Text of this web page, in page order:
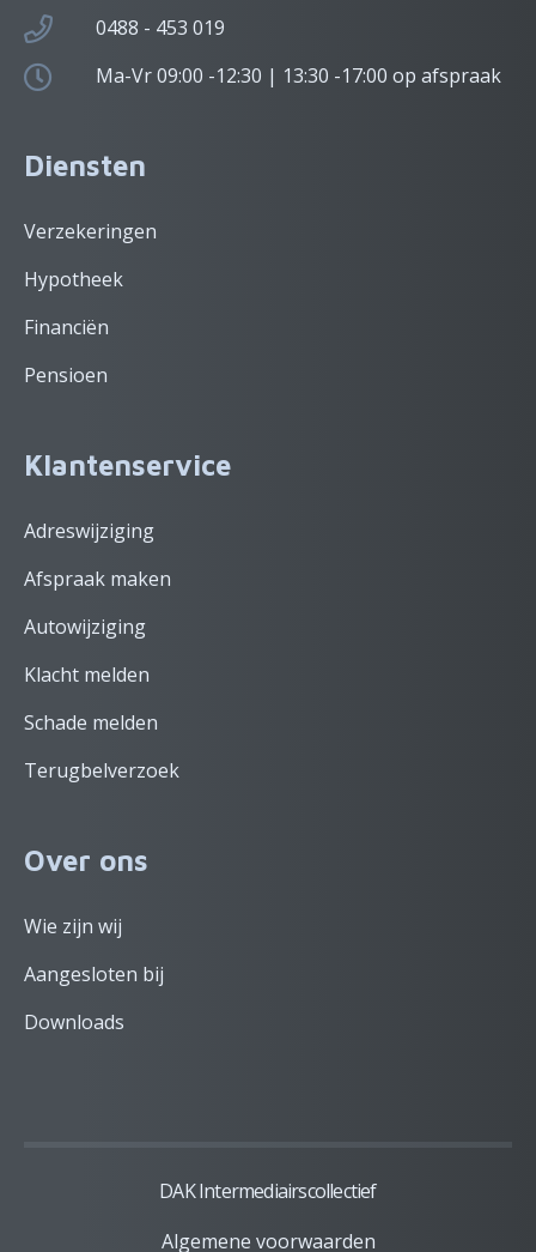
0488 - 453 019
Ma-Vr 09:00 -12:30 | 13:30 -17:00 op afspraak
Diensten
Verzekeringen
Hypotheek
Financiën
Pensioen
Klantenservice
Adreswijziging
Afspraak maken
Autowijziging
Klacht melden
Schade melden
Terugbelverzoek
Over ons
Wie zijn wij
Aangesloten bij
Downloads
DAK Intermediairscollectief
Algemene voorwaarden